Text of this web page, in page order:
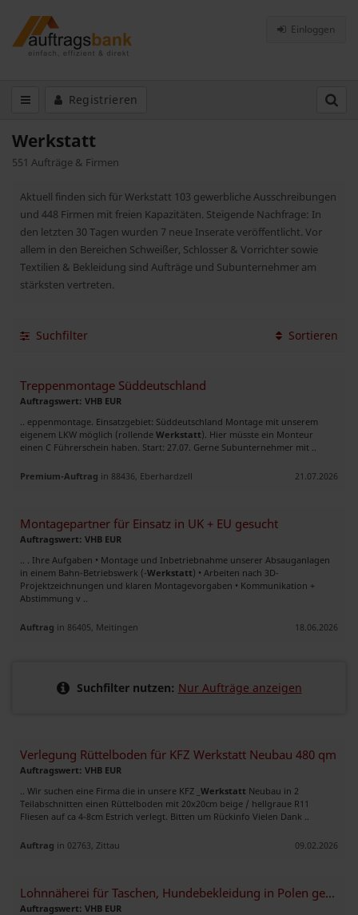
Einloggen
Registrieren
Werkstatt
551 Aufträge & Firmen
Aktuell finden sich für Werkstatt 103 gewerbliche Ausschreibungen
und 448 Firmen mit freien Kapazitäten. Steigende Nachfrage: In
den letzten 30 Tagen wurden 7 neue Inserate veröffentlicht. Vor
allem in den Bereichen Schweißer, Schlosser & Vorrichter sowie
Textilien & Bekleidung sind Aufträge und Subunternehmer am
stärksten vertreten.
Suchfilter Sortieren
Treppenmontage Süddeutschland
Auftragswert: VHB EUR
.. eppenmontage. Einsatzgebiet: Süddeutschland Montage mit unserem
eigenem LKW möglich (rollende Werkstatt). Hier müsste ein Monteur
einen C Führerschein haben. Start: 27.07. Gerne Subunternehmer mit ..
Premium-Auftrag in 88436, Eberhardzell 21.07.2026
Montagepartner für Einsatz in UK + EU gesucht
Auftragswert: VHB EUR
.. . Ihre Aufgaben • Montage und Inbetriebnahme unserer Absauganlagen
in einem Bahn-Betriebswerk (-Werkstatt) • Arbeiten nach 3D-
Projektzeichnungen und klaren Montagevorgaben • Kommunikation +
Abstimmung v ..
Auftrag in 86405, Meitingen 18.06.2026
Suchfilter nutzen: Nur Aufträge anzeigen
Verlegung Rüttelboden für KFZ Werkstatt Neubau 480 qm
Auftragswert: VHB EUR
.. Wir suchen eine Firma die in unsere KFZ _ Werkstatt Neubau in 2
Teilabschnitten einen Rüttelboden mit 20x20cm beige / hellgraue R11
Fliesen auf ca 4-8cm Estrich verlegt. Bitten um Rückinfo Vielen Dank ..
Auftrag in 02763, Zittau 09.02.2026
Lohnnäherei für Taschen, Hundebekleidung in Polen gesucht
Auftragswert: VHB EUR